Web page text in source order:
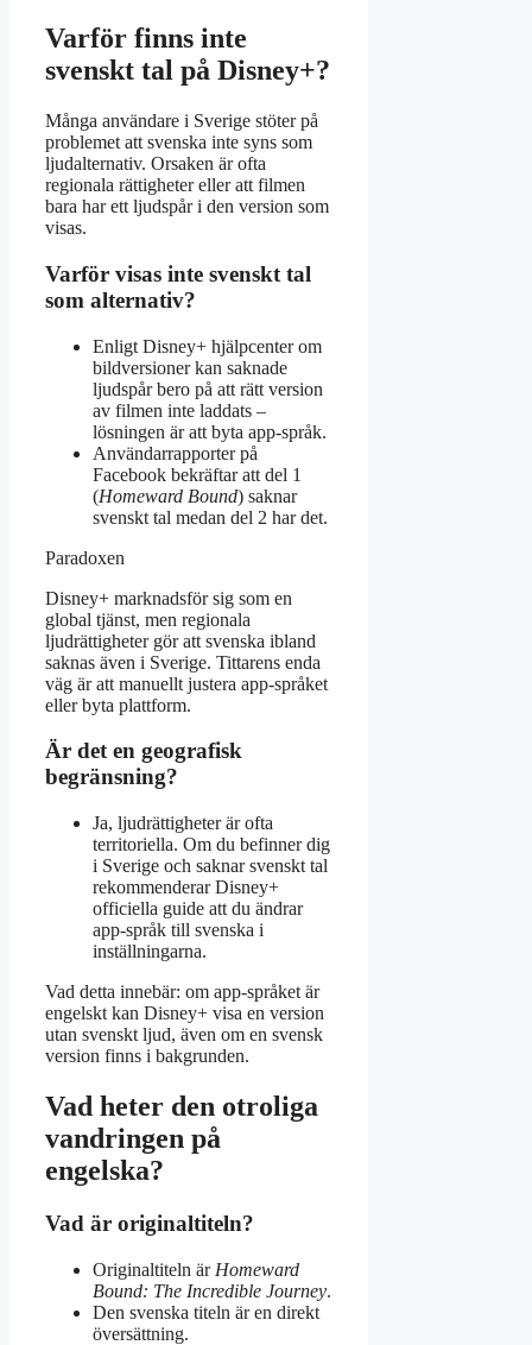
Varför finns inte
svenskt tal på Disney+?
Många användare i Sverige stöter på
problemet att svenska inte syns som
ljudalternativ. Orsaken är ofta
regionala rättigheter eller att filmen
bara har ett ljudspår i den version som
visas.
Varför visas inte svenskt tal
som alternativ?
Enligt Disney+ hjälpcenter om
bildversioner kan saknade
ljudspår bero på att rätt version
av filmen inte laddats –
lösningen är att byta app-språk.
Användarrapporter på
Facebook bekräftar att del 1
(Homeward Bound) saknar
svenskt tal medan del 2 har det.
Paradoxen
Disney+ marknadsför sig som en
global tjänst, men regionala
ljudrättigheter gör att svenska ibland
saknas även i Sverige. Tittarens enda
väg är att manuellt justera app-språket
eller byta plattform.
Är det en geografisk
begränsning?
Ja, ljudrättigheter är ofta
territoriella. Om du befinner dig
i Sverige och saknar svenskt tal
rekommenderar Disney+
officiella guide att du ändrar
app-språk till svenska i
inställningarna.
Vad detta innebär: om app-språket är
engelskt kan Disney+ visa en version
utan svenskt ljud, även om en svensk
version finns i bakgrunden.
Vad heter den otroliga
vandringen på
engelska?
Vad är originaltiteln?
Originaltiteln är Homeward
Bound: The Incredible Journey.
Den svenska titeln är en direkt
översättning.